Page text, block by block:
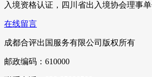
入境资格认证，四川省出入境协会理事单
在线留言
成都合评出国服务有限公司版权所有
邮政编码：610000